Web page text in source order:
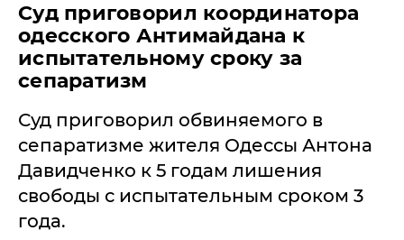
Суд приговорил координатора
одесского Антимайдана к
испытательному сроку за
сепаратизм
Суд приговорил обвиняемого в
сепаратизме жителя Одессы Антона
Давидченко к 5 годам лишения
свободы с испытательным сроком 3
года.